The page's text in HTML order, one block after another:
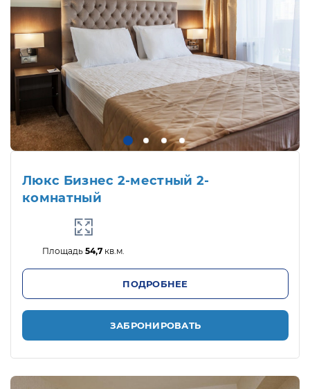
Люкс Бизнес 2-местный 2-
комнатный
Площадь54,7 кв.м.
ПОДРОБНЕЕ
ЗАБРОНИРОВАТЬ